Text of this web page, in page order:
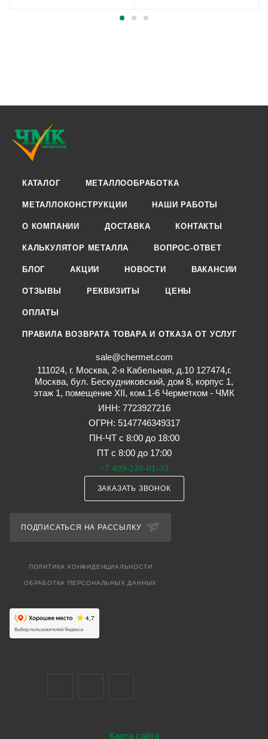
КАТАЛОГ МЕТАЛЛООБРАБОТКА
МЕТАЛЛОКОНСТРУКЦИИ НАШИ РАБОТЫ
О КОМПАНИИ ДОСТАВКА КОНТАКТЫ
КАЛЬКУЛЯТОР МЕТАЛЛА ВОПРОС-ОТВЕТ
БЛОГ АКЦИИ НОВОСТИ ВАКАНСИИ
ОТЗЫВЫ РЕКВИЗИТЫ ЦЕНЫ
ОПЛАТЫ
ПРАВИЛА ВОЗВРАТА ТОВАРА И ОТКАЗА ОТ УСЛУГ
sale@chermet.com
111024, г. Москва, 2-я Кабельная, д.10 127474,г.
Москва, бул. Бескудниковский, дом 8, корпус 1,
этаж 1, помещение XII, ком.1-6 Черметком - ЧМК
ИНН: 7723927216
ОГРН: 5147746349317
ПН-ЧТ с 8:00 до 18:00
ПТ с 8:00 до 17:00
+7 499-220-01-33
ЗАКАЗАТЬ ЗВОНОК
ПОДПИСАТЬСЯ НА РАССЫЛКУ
ПОЛИТИКА КОНФИДЕНЦИАЛЬНОСТИ
ОБРАБОТКА ПЕРСОНАЛЬНЫХ ДАННЫХ
Карта сайта